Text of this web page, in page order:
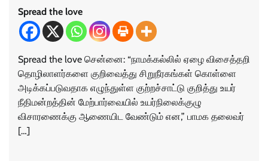
Spread the love
Spread the love சென்னை: “நாமக்கல்லில் ஏழை விசைத்தறி
தொழிலாளர்களை குறிவைத்து சிறுநீரகங்கள் கொள்ளை
அடிக்கப்படுவதாக எழுந்துள்ள குற்றச்சாட்டு குறித்து உயர்
நீதிமன்றத்தின் மேற்பார்வையில் உயர்நிலைக்குழு
விசாரணைக்கு ஆணையிட வேண்டும் என,” பாமக தலைவர்
[…]